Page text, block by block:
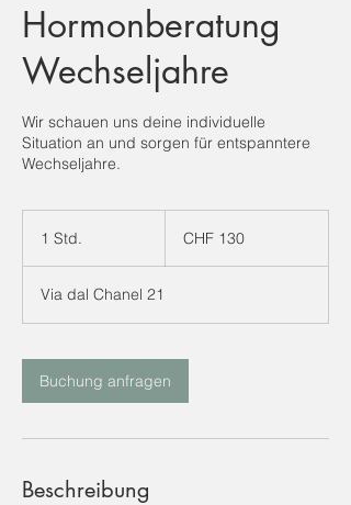
Hormonberatung
Wechseljahre
Wir schauen uns deine individuelle
Situation an und sorgen für entspanntere
Wechseljahre.
1 Std.
d
Franken
CHF 130
Via dal Chanel 21
Buchung anfragen
Beschreibung